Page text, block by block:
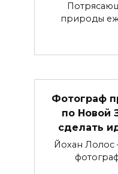
природы
Фотограф
по Новой
сделать
Йохан Лолос